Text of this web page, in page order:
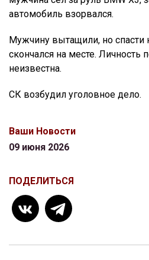
автомобиль взорвался.
Мужчину вытащили, но спасти
скончался на месте. Личность
неизвестна.
СК возбудил уголовное дело.
Ваши Новости
09 июня 2026
ПОДЕЛИТЬСЯ